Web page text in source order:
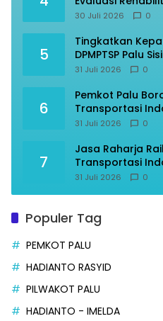
30 Juli 2026 0
5
Tingkatkan
DPMPTSP Palu
31 Juli 2026 0
6
Pemkot Palu
Transportasi
31 Juli 2026 0
7
Jasa Raharja
Transportasi
31 Juli 2026 0
Populer Tag
PEMKOT PALU
HADIANTO RASYID
PILWAKOT PALU
HADIANTO - IMELDA